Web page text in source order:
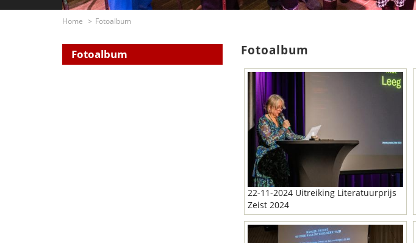
Home Fotoalbum
Fotoalbum Fotoalbum
22-11-2024 Uitreiking Literatuurprijs
Zeist 2024